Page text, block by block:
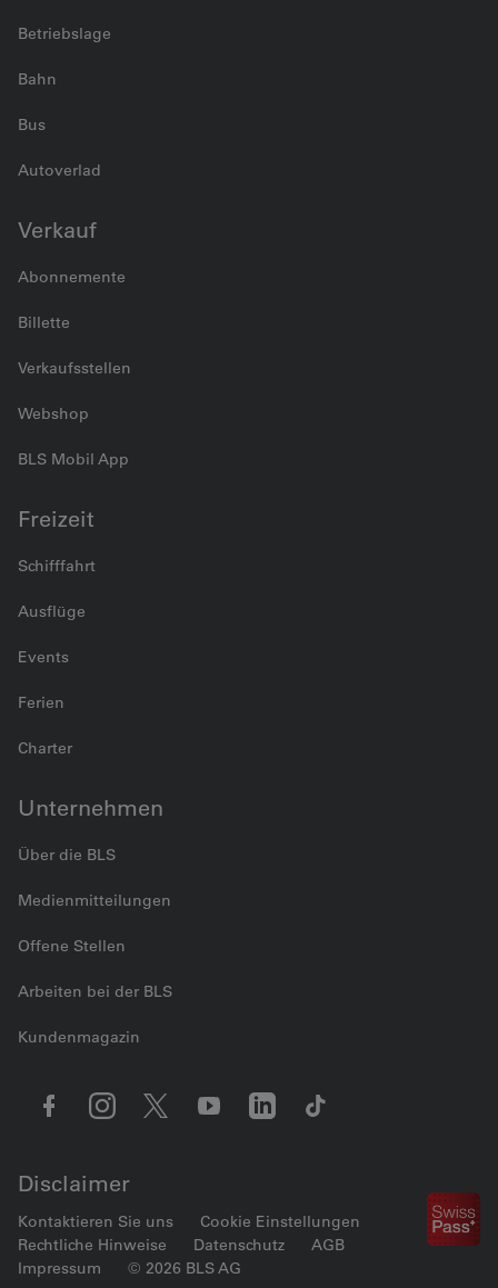
Betriebslage
Bahn
Bus
Autoverlad
Verkauf
Abonnemente
Billette
Verkaufsstellen
Webshop
BLS Mobil App
Freizeit
Schifffahrt
Ausflüge
Events
Ferien
Charter
Unternehmen
Über die BLS
Medienmitteilungen
Offene Stellen
Arbeiten bei der BLS
Kundenmagazin
Disclaimer
Kontaktieren Sie uns
Cookie Einstellungen
Rechtliche Hinweise
Datenschutz
AGB
Impressum
© 2026 BLS AG